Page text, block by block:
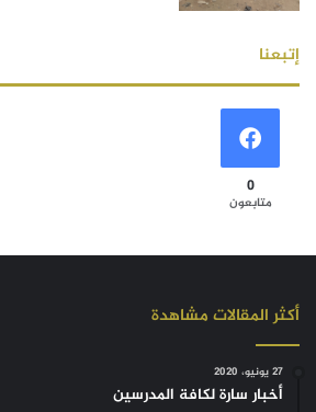
إتبعنا
0
متابعون
أكثر المقالات مشاهدة
27 يونيو، 2020
أخبار سارة لكافة المدرسين